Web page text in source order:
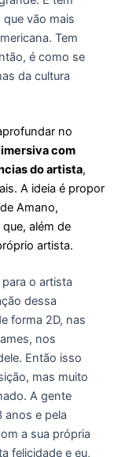
vão mais
Tem
é como se
da cultura
no
com
do artista,
A ideia é propor
Amano,
além de
artista.
o artista
dessa
forma 2D, nas
nos
Então isso
mas muito
A gente
anos e pela
a sua própria
felicidade e eu,